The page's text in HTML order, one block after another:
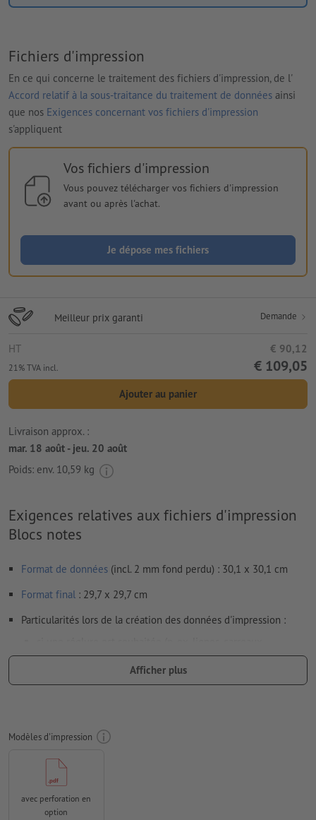
Fichiers d'impression
En ce qui concerne le traitement des fichiers d'impression, de l'
Accord relatif à la sous-traitance du traitement de données ainsi
que nos Exigences concernant vos fichiers d'impression
s'appliquent
Vos fichiers d'impression
Vous pouvez télécharger vos fichiers d'impression
avant ou après l'achat.
Je dépose mes fichiers
Meilleur prix garanti Demande
HT € 90,12
21% TVA incl. € 109,05
Ajouter au panier
Livraison approx. :
mar. 18 août - jeu. 20 août
Poids: env. 10,59 kg
Exigences relatives aux fichiers d'impression
Blocs notes
Format de données (incl. 2 mm fond perdu) : 30,1 x 30,1 cm
Format final : 29,7 x 29,7 cm
Particularités lors de la création des données d'impression :
pointillés), celle-ci doit être enregistrée dans les données
de fond perdu
importantes à une distance de min. 4 mm du format final
Mode couleur :
pour les papiers non couchés
Nous ne vérifions pas les
Afficher plus
Modèles d'impression
avec perforation en
option